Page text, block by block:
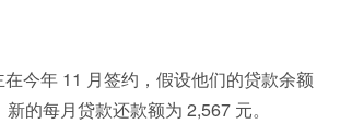
今年 11 月签约，假设他们的贷款余额
的每月贷款还款额为 2,567 元。